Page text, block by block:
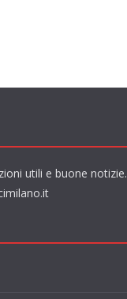
utili e buone notizie.